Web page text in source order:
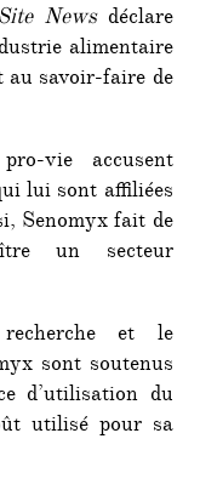
Newsdéclare
alimentaire
au savoir-faire de
vie accusent
lui sont affiliées
Senomyx fait de
un secteur
et le
sont soutenus
d’utilisation du
utilisé pour sa